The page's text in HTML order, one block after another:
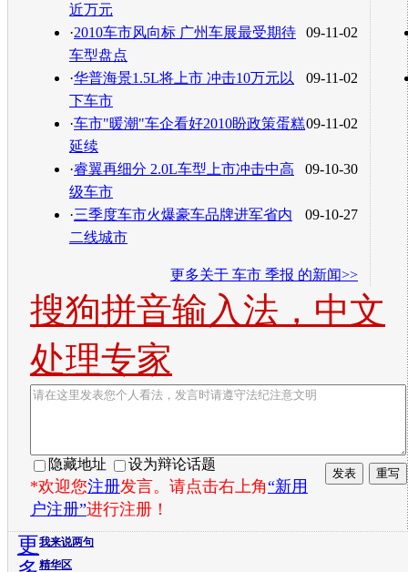
近万元
09-11-02
·2010车市风向标 广州车展最受期待
车型盘点
09-11-02
·华普海景1.5L将上市 冲击10万元以
下车市
09-11-02
·车市"暖潮"车企看好2010盼政策蛋糕
延续
09-10-30
·睿翼再细分 2.0L车型上市冲击中高
级车市
09-10-27
·三季度车市火爆豪车品牌进军省内
二线城市
更多关于 车市 季报 的新闻>>
搜狗拼音输入法，中文
处理专家
隐藏地址 设为辩论话题
*欢迎您注册发言。请点击右上角“新用
户注册”进行注册！
我来说两句
精华区
更